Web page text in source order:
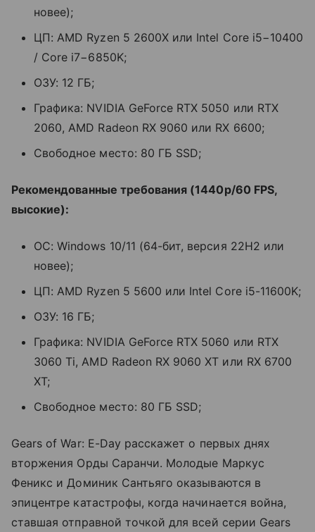
новее);
ЦП: AMD Ryzen 5 2600X или Intel Core i5−10400
/ Core i7−6850K;
ОЗУ: 12 ГБ;
Графика: NVIDIA GeForce RTX 5050 или RTX
2060, AMD Radeon RX 9060 или RX 6600;
Свободное место: 80 ГБ SSD;
Рекомендованные требования (1440p/60 FPS,
высокие):
ОС: Windows 10/11 (64-бит, версия 22H2 или
новее);
ЦП: AMD Ryzen 5 5600 или Intel Core i5-11600K;
ОЗУ: 16 ГБ;
Графика: NVIDIA GeForce RTX 5060 или RTX
3060 Ti, AMD Radeon RX 9060 XT или RX 6700
XT;
Свободное место: 80 ГБ SSD;
Gears of War: E-Day расскажет о первых днях
вторжения Орды Саранчи. Молодые Маркус
Феникс и Доминик Сантьяго оказываются в
эпицентре катастрофы, когда начинается война,
ставшая отправной точкой для всей серии Gears